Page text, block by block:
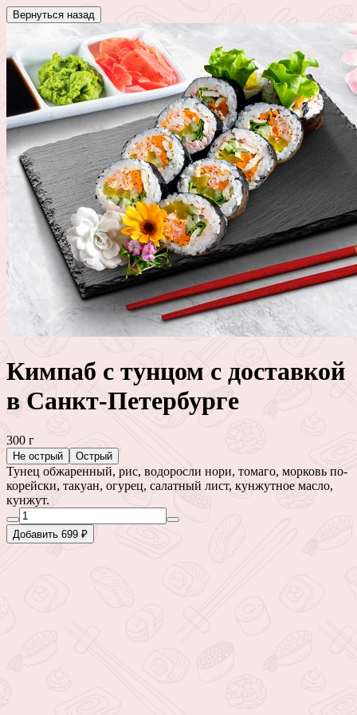
Вернуться назад
Кимпаб с тунцом с доставкой
в Санкт-Петербурге
300 г
Не острый Острый
Тунец обжаренный, рис, водоросли нори, томаго, морковь по-
корейски, такуан, огурец, салатный лист, кунжутное масло,
кунжут.
Добавить 699 ₽